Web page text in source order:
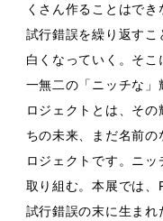
くさん作ることはでき
試行錯誤を繰り返す
白くなっていく。そ
一無二の「ニッチな
ロジェクトとは、そ
ちの未来、まだ名前
ロジェクトです。ニ
取り組む。本展では
試行錯誤の末に生まれ